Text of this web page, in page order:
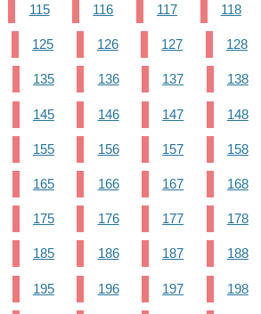
115 116 117 118
125 126 127 128
135 136 137 138
145 146 147 148
155 156 157 158
165 166 167 168
175 176 177 178
185 186 187 188
195 196 197 198